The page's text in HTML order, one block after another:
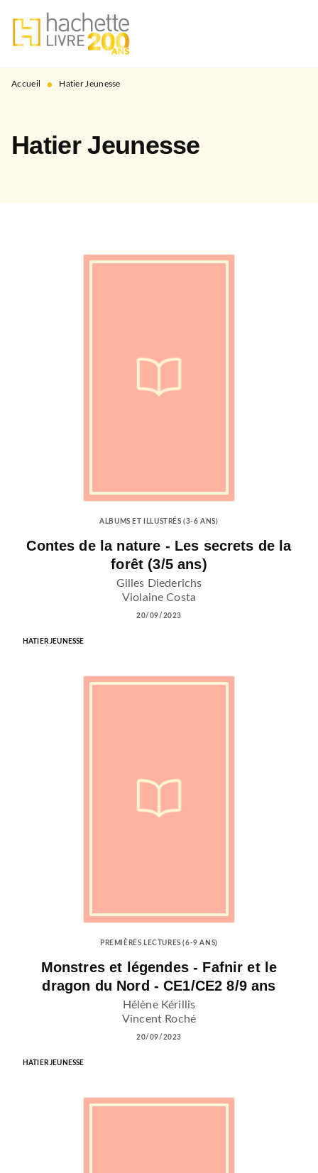
MENU RECHERCHE
PIED DE PAGE
Accueil • Hatier Jeunesse
Hatier Jeunesse
ALBUMS ET ILLUSTRÉS (3-6 ANS)
Contes de la nature - Les secrets de la
forêt (3/5 ans)
Gilles Diederichs
Violaine Costa
20/09/2023
HATIER JEUNESSE
PREMIÈRES LECTURES (6-9 ANS)
Monstres et légendes - Fafnir et le
dragon du Nord - CE1/CE2 8/9 ans
Hélène Kérillis
Vincent Roché
20/09/2023
HATIER JEUNESSE